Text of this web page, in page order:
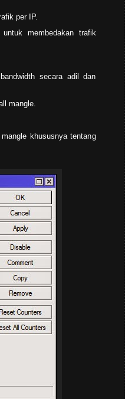
per IP.
untuk membedakan trafik
secara adil dan
mangle.
khususnya tentang